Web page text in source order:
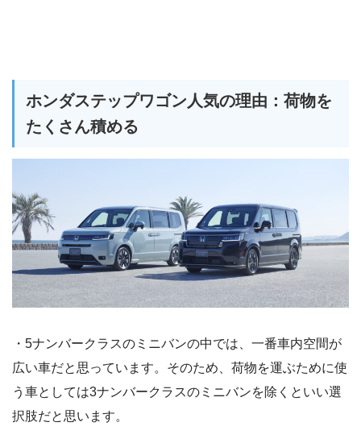
ホンダステップワゴン人気の理由：荷物を
たくさん積める
・5ナンバークラスのミニバンの中では、一番車内空間が
広い車だと思っています。そのため、荷物を運ぶために使
う車としては3ナンバークラスのミニバンを除くといい選
択肢だと思います。